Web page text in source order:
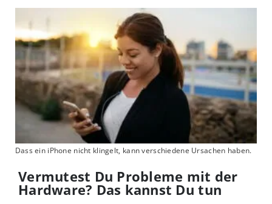
Dass ein iPhone nicht klingelt, kann verschiedene Ursachen haben.
Vermutest Du Probleme mit der
Hardware? Das kannst Du tun